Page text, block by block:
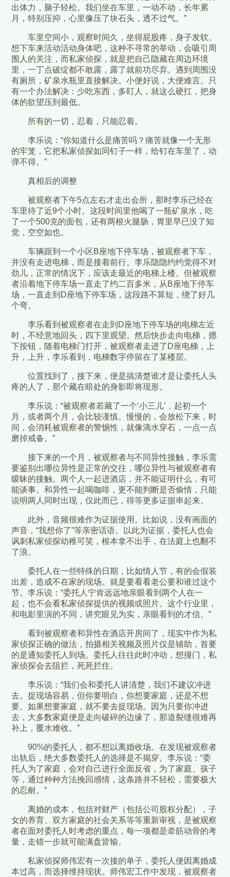
出体力，脑子轻松。我们坐在车里，一动不动，长年累
月，特别压抑，心里像压了块石头，透不过气。”
车里空间小，观察时间久，坐得屁股疼，身子发软。
想下车来活动活动身体吧，这种不寻常的举动，会吸引周
围人的关注，而私家侦探，就是把自己隐藏在周边环境
里，一丁点破绽都不敢露，露了就前功尽弃。遇到周围没
有厕所，矿泉水瓶里直接解决。小便好说，大便难言。只
有一个办法解决：少吃东西，多盯人，就这么硬扛，把身
体的欲望压到最低。
所有的一切，忍着，只能忍着。
李乐说：“你知道什么是痛苦吗？痛苦就像一个无形
的牢笼，它把私家侦探如同钉子一样，给钉在车里了，动
弹不得。”
真相后的调整
被观察者下午5点左右才走出会所，那时李乐已经在
车里待了近9个小时。这段时间里他喝了一瓶矿泉水，吃
了一个500克的面包，还有两根火腿肠，胃里早已没了知
觉，空空如也。
车辆跟到一个小区B座地下停车场，被观察者下车，
并没有走进电梯，而是接着前行。李乐隐隐约约觉得不对
劲儿，正常的情况下，应该走最近的电梯上楼。但被观察
者沿着地下停车场一直走了约二百多米，从B座地下停车
场，一直走到D座地下停车场，这段路不算短，绕了好几
个弯。
李乐看到被观察者在走到D座地下停车场的电梯左近
时，不经意地回头，四下里观望。然后快步走向电梯，摁
下按钮，随着电梯门打开，被观察者走进了D座电梯，上
升，上升，李乐看到，电梯数字停留在了某楼层。
位置找到了，接下来，便是搞清楚谁才是让委托人头
疼的人了，那个藏在暗处的身影即将现形。
李乐说：“被观察者若藏了一个‘小三儿’，起初一个
月，或者两个月，会比较谨慎。慢慢的，会放松下来，时
间，会消耗被观察者的警惕性，就像滴水穿石，一点一点
磨掉戒备。”
接下来的一个月，被观察者与不同异性接触，李乐需
要鉴别出哪位异性是正常的交往，哪位异性与被观察者有
暧昧的接触。两个人一起进酒店，并不能证明什么，有可
能谈事。和异性一起喝咖啡，更不能判断是否偷情，只能
说明两人同时出现，仅此而已，得等更多证据串起来。
此外，音频很难作为证据使用。比如说，没有画面的
声音，“我想你了”等亲密话语。以此为证据，委托人也会
讽刺私家侦探幼稚可笑，根本拿不出手，在法庭上也翻不
了浪。
委托人在一些特殊的日期，比如情人节，有的会假装
出差，造成不在家的现场。就是要看看老公要和谁过这个
节。李乐说：“委托人宁肯远远地亲眼看到两个人在一
起，也不会看私家侦探提供的视频或照片。这个行业里，
和电影里演的不同，讲究眼见为实，亲眼看到的才信。”
看到被观察者和异性在酒店开房间了，现实中作为私
家侦探正确的做法，拍摄相关视频及照片仅是辅助，首要
的是通知委托人到场。委托人往往此时冲动，想撞门，私
家侦探会去阻拦，死死拦住。
李乐说：“我们会和委托人讲清楚，我们不建议冲进
去。捉现场容易，但你要明白，你想要家庭，还是不想
要。如果想要家庭，就不要去捉现场。因为只要你冲进
去，大多数家庭便是走向破碎的边缘了，那道裂缝很难再
补上，覆水难收。”
90%的委托人，都不想以离婚收场。在发现被观察者
出轨后，绝大多数委托人的选择是不揭穿。李乐说：“委
托人为了家庭，会对自己进行全面反省，为了家庭、孩子
等，通过种种方法挽回感情，这条路并不轻松，需要极大
的忍耐。”
离婚的成本，包括对财产（包括公司股权分配），子
女的养育、双方家庭的社会关系等等重新审视，是被观察
者在面对委托人时考虑的重点，每一项都是牵筋动骨的考
量，走错一步就可能满盘皆输。
私家侦探师伟宏有一次接的单子，委托人便因离婚成
本过高，而选择维持现状。师伟宏工作中发现，被观察者